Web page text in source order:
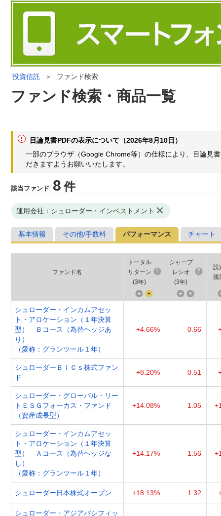
投資信託 ＞ ファンド検索
ファンド検索・商品一覧
目論見書PDFの表示について（2026年8月10日）
一部のブラウザ（Google Chrome等）の仕様により、目論見
だきますようお願いいたします。
該当ファンド 8 件
運用会社：シュローダー・インベストメント
基本情報 その他/手数料 パフォーマンス チャート
ファンド名
トータル
リターン
(3年)
シャープ
レシオ
(3年)
設
騰
シュローダー・インカムアセッ
ト・アロケーション（１年決算
型） Ｂコース（為替ヘッジあ
り）
（愛称：グランツール１年）
+4.66% 0.66
シュローダーＢＩＣｓ株式ファン
ド
+8.20% 0.51
シュローダー・グローバル・リー
トＥＳＧフォーカス・ファンド
（資産成長型）
+14.08% 1.05
シュローダー・インカムアセッ
ト・アロケーション（１年決算
型） Ａコース（為替ヘッジな
し）
（愛称：グランツール１年）
+14.17% 1.56
シュローダー日本株式オープン +18.13% 1.32
シュローダー・アジアパシフィッ